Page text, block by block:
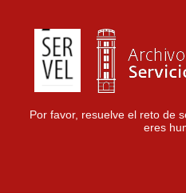
Por favor, resuelve el reto de
eres